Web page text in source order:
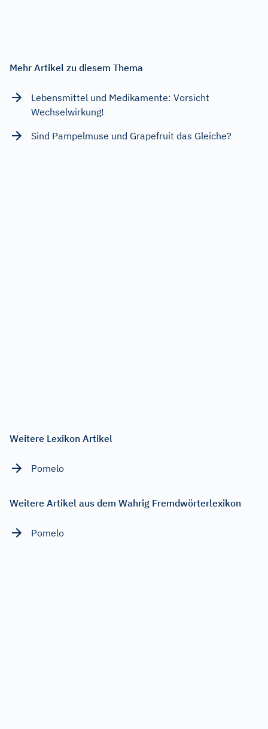
Mehr Artikel zu diesem Thema
Lebensmittel und Medikamente: Vorsicht
Wechselwirkung!
Sind Pampelmuse und Grapefruit das Gleiche?
Weitere Lexikon Artikel
Pomelo
Weitere Artikel aus dem Wahrig Fremdwörterlexikon
Pomelo